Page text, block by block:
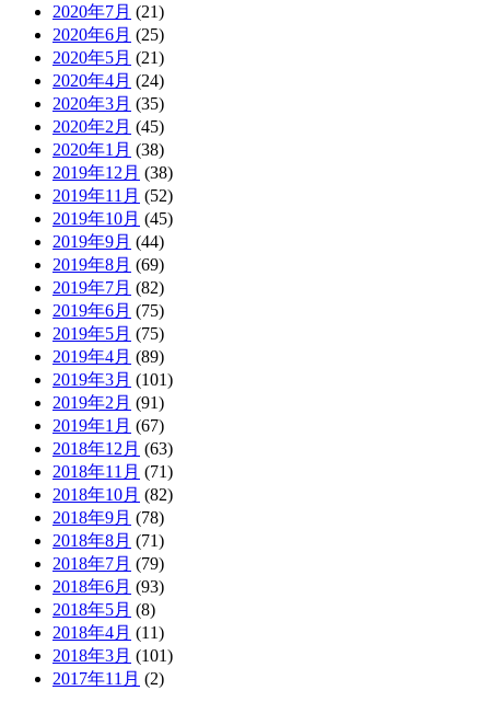
2020年7月 (21)
2020年6月 (25)
2020年5月 (21)
2020年4月 (24)
2020年3月 (35)
2020年2月 (45)
2020年1月 (38)
2019年12月 (38)
2019年11月 (52)
2019年10月 (45)
2019年9月 (44)
2019年8月 (69)
2019年7月 (82)
2019年6月 (75)
2019年5月 (75)
2019年4月 (89)
2019年3月 (101)
2019年2月 (91)
2019年1月 (67)
2018年12月 (63)
2018年11月 (71)
2018年10月 (82)
2018年9月 (78)
2018年8月 (71)
2018年7月 (79)
2018年6月 (93)
2018年5月 (8)
2018年4月 (11)
2018年3月 (101)
2017年11月 (2)